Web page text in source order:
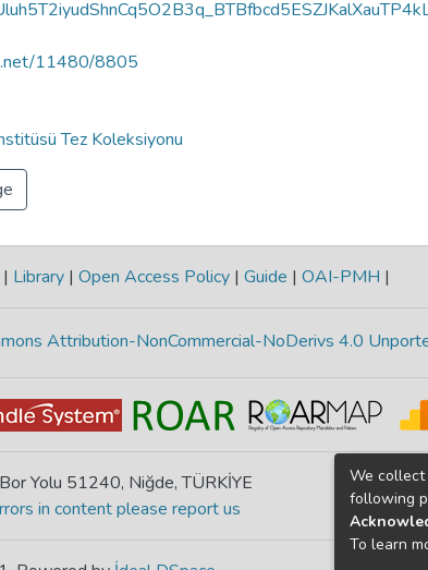
11480/8805
Tez Koleksiyonu
| Library | Open Access Policy | Guide | OAI-PMH |
Attribution-NonCommercial-NoDerivs 4.0
Yolu 51240, Niğde, TÜRKİYE
in content please report us
We collect
following
To learn